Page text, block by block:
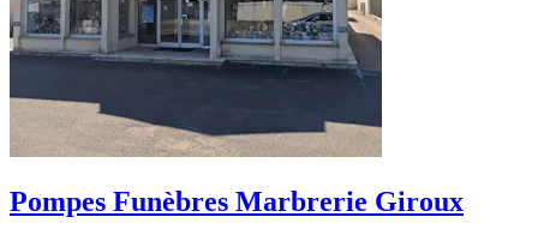
Pompes Funèbres Marbrerie Giroux